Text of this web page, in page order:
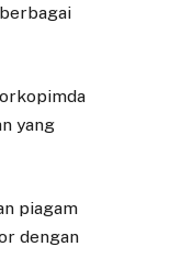
yang
piagam
dengan